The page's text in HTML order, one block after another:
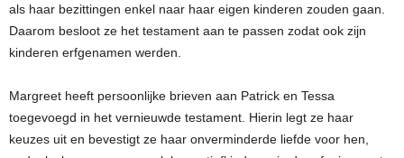
als haar bezittingen enkel naar haar eigen kinderen zouden gaan.
Daarom besloot ze het testament aan te passen zodat ook zijn
kinderen erfgenamen werden.
Margreet heeft persoonlijke brieven aan Patrick en Tessa
toegevoegd in het vernieuwde testament. Hierin legt ze haar
keuzes uit en bevestigt ze haar onverminderde liefde voor hen,